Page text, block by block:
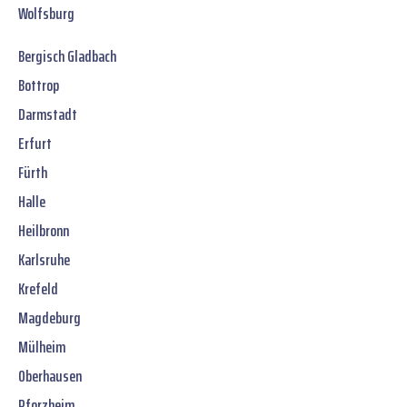
Wolfsburg
Bergisch Gladbach
Bottrop
Darmstadt
Erfurt
Fürth
Halle
Heilbronn
Karlsruhe
Krefeld
Magdeburg
Mülheim
Oberhausen